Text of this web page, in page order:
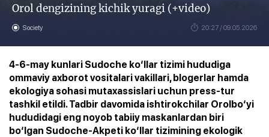
Orol dengizining kichik yuragi (+video)
Society 20:27 / 09.05.2026
4-6-may kunlari Sudoche ko‘llar tizimi hududiga
ommaviy axborot vositalari vakillari, blogerlar hamda
ekologiya sohasi mutaxassislari uchun press-tur
tashkil etildi. Tadbir davomida ishtirokchilar Orolbo‘yi
hududidagi eng noyob tabiiy maskanlardan biri
bo‘lgan Sudoche-Akpeti ko‘llar tizimining ekologik